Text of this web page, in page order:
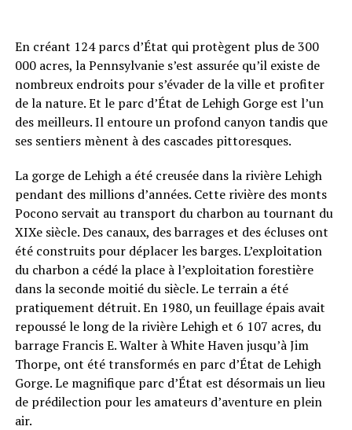
En créant 124 parcs d’État qui protègent plus de 300
000 acres, la Pennsylvanie s’est assurée qu’il existe de
nombreux endroits pour s’évader de la ville et profiter
de la nature. Et le parc d’État de Lehigh Gorge est l’un
des meilleurs. Il entoure un profond canyon tandis que
ses sentiers mènent à des cascades pittoresques.
La gorge de Lehigh a été creusée dans la rivière Lehigh
pendant des millions d’années. Cette rivière des monts
Pocono servait au transport du charbon au tournant du
XIXe siècle. Des canaux, des barrages et des écluses ont
été construits pour déplacer les barges. L’exploitation
du charbon a cédé la place à l’exploitation forestière
dans la seconde moitié du siècle. Le terrain a été
pratiquement détruit. En 1980, un feuillage épais avait
repoussé le long de la rivière Lehigh et 6 107 acres, du
barrage Francis E. Walter à White Haven jusqu’à Jim
Thorpe, ont été transformés en parc d’État de Lehigh
Gorge. Le magnifique parc d’État est désormais un lieu
de prédilection pour les amateurs d’aventure en plein
air.